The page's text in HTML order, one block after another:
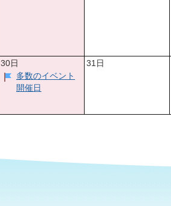
30日
多数のイベント
開催日
31日